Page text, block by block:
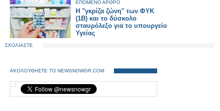
ΕΠΟΜΕΝΟ ΑΡΘΡΟ
Η "γκρίζα ζώνη" των ΦΥΚ
(1B) και το δύσκολο
σταυρόλεξο για το υπουργείο
Υγείας
ΣΧΟΛΙΑΣΤΕ
ΑΚΟΛΟΥΘΗΣΤΕ ΤΟ NEWSNOWGR.COM